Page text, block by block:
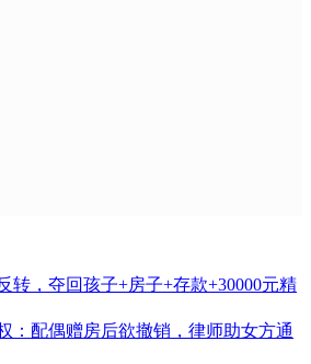
转，夺回孩子+房子+存款+30000元精
：配偶赠房后欲撤销，律师助女方通